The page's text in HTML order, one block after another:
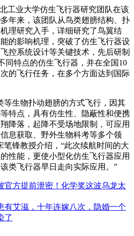
工业大学仿生飞行器研究团队在该
年来，该团队从鸟类翅膀结构、扑
理研究入手，详细研究了鸟翼结
的影响机理，突破了仿生飞行器设
控系统设计等关键技术，先后研制
同特点的仿生飞行器，并在全国10
的飞行任务，在多个方面达到国际
等生物扑动翅膀的方式飞行，因其
特点，具有仿生性、隐蔽性和便携
降落，起降不受场地限制，可应用
息获取、野外生物科考等多个领
笔锋教授介绍，“此次续航时间的大
性能，更使小型化仿生飞行器应用
类飞行器早日走向实际应用。”
官方提前泄密！化学奖这波乌龙太
有艾滋，十年连嫁八次，隐婚一个
了